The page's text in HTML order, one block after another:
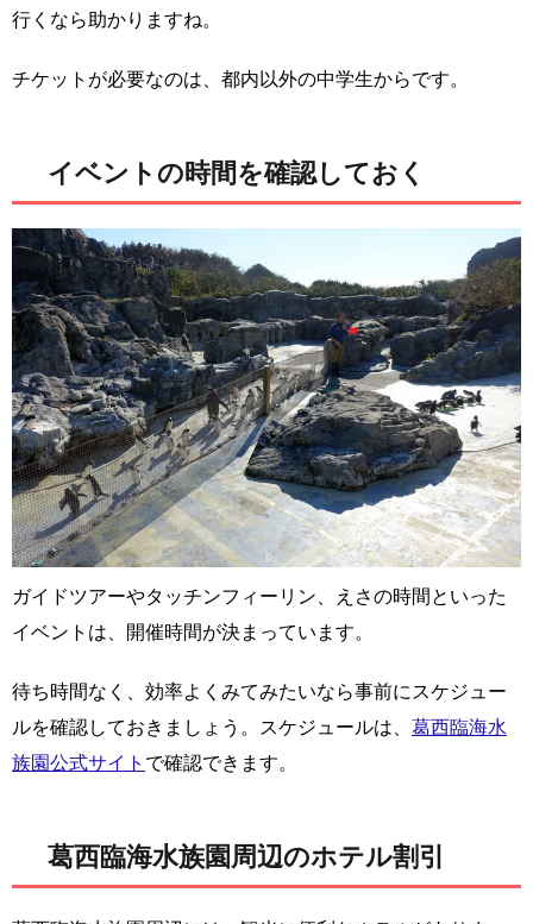
行くなら助かりますね。
チケットが必要なのは、都内以外の中学生からです。
イベントの時間を確認しておく
ガイドツアーやタッチンフィーリン、えさの時間といった
イベントは、開催時間が決まっています。
待ち時間なく、効率よくみてみたいなら事前にスケジュー
ルを確認しておきましょう。スケジュールは、 葛西臨海水
族園公式サイト で確認できます。
葛西臨海水族園周辺のホテル割引